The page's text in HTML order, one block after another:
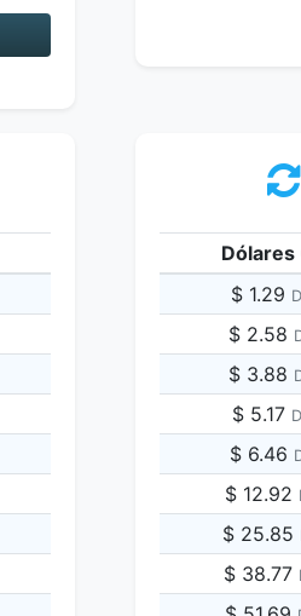
Dólares
$ 1.29
$ 2.58
$ 3.88
$ 5.17
$ 6.46
$ 12.92
$ 25.85
$ 38.77